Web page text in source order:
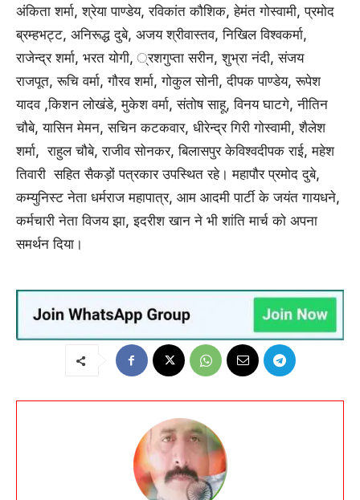
अंकिता शर्मा, श्रेया पाण्डेय, रविकांत कौशिक, हेमंत गोस्वामी, प्रमोद
ब्रम्हभट्ट, अनिरूद्ध दुबे, अजय श्रीवास्तव, निखिल विश्वकर्मा,
राजेन्द्र शर्मा, भरत योगी, ्रशगुप्ता सरीन, शुभ्रा नंदी, संजय
राजपूत, रूचि वर्मा, गौरव शर्मा, गोकुल सोनी, दीपक पाण्डेय, रूपेश
यादव ,किशन लोखंडे, मुकेश वर्मा, संतोष साहू, विनय घाटगे, नीतिन
चौबे, यासिन मेमन, सचिन कटकवार, धीरेन्द्र गिरी गोस्वामी, शैलेश
शर्मा, राहुल चौबे, राजीव सोनकर, बिलासपुर केविश्वदीपक राई, महेश
तिवारी सहित सैकड़ों पत्रकार उपस्थित रहे। महापौर प्रमोद दुबे,
कम्युनिस्ट नेता धर्मराज महापात्र, आम आदमी पार्टी के जयंत गायधने,
कर्मचारी नेता विजय झा, इदरीश खान ने भी शांति मार्च को अपना
समर्थन दिया।